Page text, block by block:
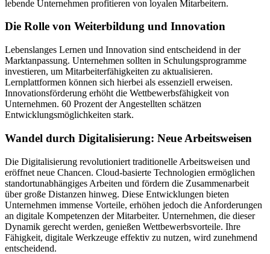
lebende Unternehmen profitieren von loyalen Mitarbeitern.
Die Rolle von Weiterbildung und Innovation
Lebenslanges Lernen und Innovation sind entscheidend in der
Marktanpassung. Unternehmen sollten in Schulungsprogramme
investieren, um Mitarbeiterfähigkeiten zu aktualisieren.
Lernplattformen können sich hierbei als essenziell erweisen.
Innovationsförderung erhöht die Wettbewerbsfähigkeit von
Unternehmen. 60 Prozent der Angestellten schätzen
Entwicklungsmöglichkeiten stark.
Wandel durch Digitalisierung: Neue Arbeitsweisen
Die Digitalisierung revolutioniert traditionelle Arbeitsweisen und
eröffnet neue Chancen. Cloud-basierte Technologien ermöglichen
standortunabhängiges Arbeiten und fördern die Zusammenarbeit
über große Distanzen hinweg. Diese Entwicklungen bieten
Unternehmen immense Vorteile, erhöhen jedoch die Anforderungen
an digitale Kompetenzen der Mitarbeiter. Unternehmen, die dieser
Dynamik gerecht werden, genießen Wettbewerbsvorteile. Ihre
Fähigkeit, digitale Werkzeuge effektiv zu nutzen, wird zunehmend
entscheidend.